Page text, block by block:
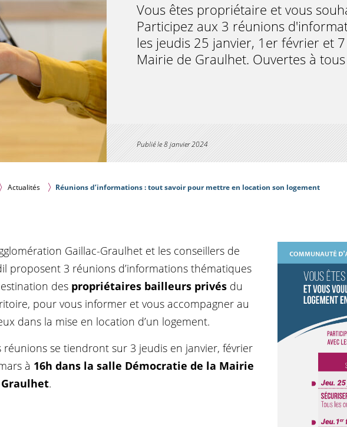
Vous êtes propriétaire et vous
Participez aux 3 réunions
les jeudis 25 janvier, 1er février et
Mairie de Graulhet. Ouvertes à
Publié le8 janvier 2024
Actualités Réunions d’informations : tout savoir pour mettre en location son logement
Gaillac-Graulhet et les conseillers de
proposent 3 réunions d’informations thématiques
des propriétaires bailleurs privés du
pour vous informer et vous accompagner au
dans la mise en location d’un logement.
réunions se tiendront sur 3 jeudis en janvier, février
à 16h dans la salle Démocratie de la Mairie
.